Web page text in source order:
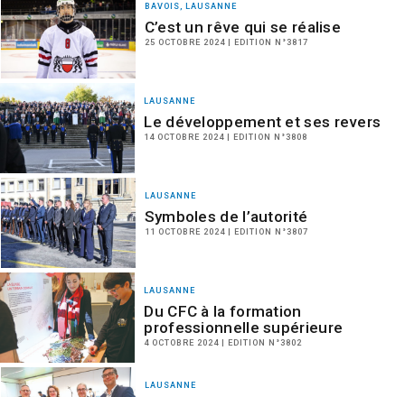
BAVOIS, LAUSANNE
C’est un rêve qui se réalise
25 OCTOBRE 2024 | EDITION N°3817
LAUSANNE
Le développement et ses revers
14 OCTOBRE 2024 | EDITION N°3808
LAUSANNE
Symboles de l’autorité
11 OCTOBRE 2024 | EDITION N°3807
LAUSANNE
Du CFC à la formation
professionnelle supérieure
4 OCTOBRE 2024 | EDITION N°3802
LAUSANNE